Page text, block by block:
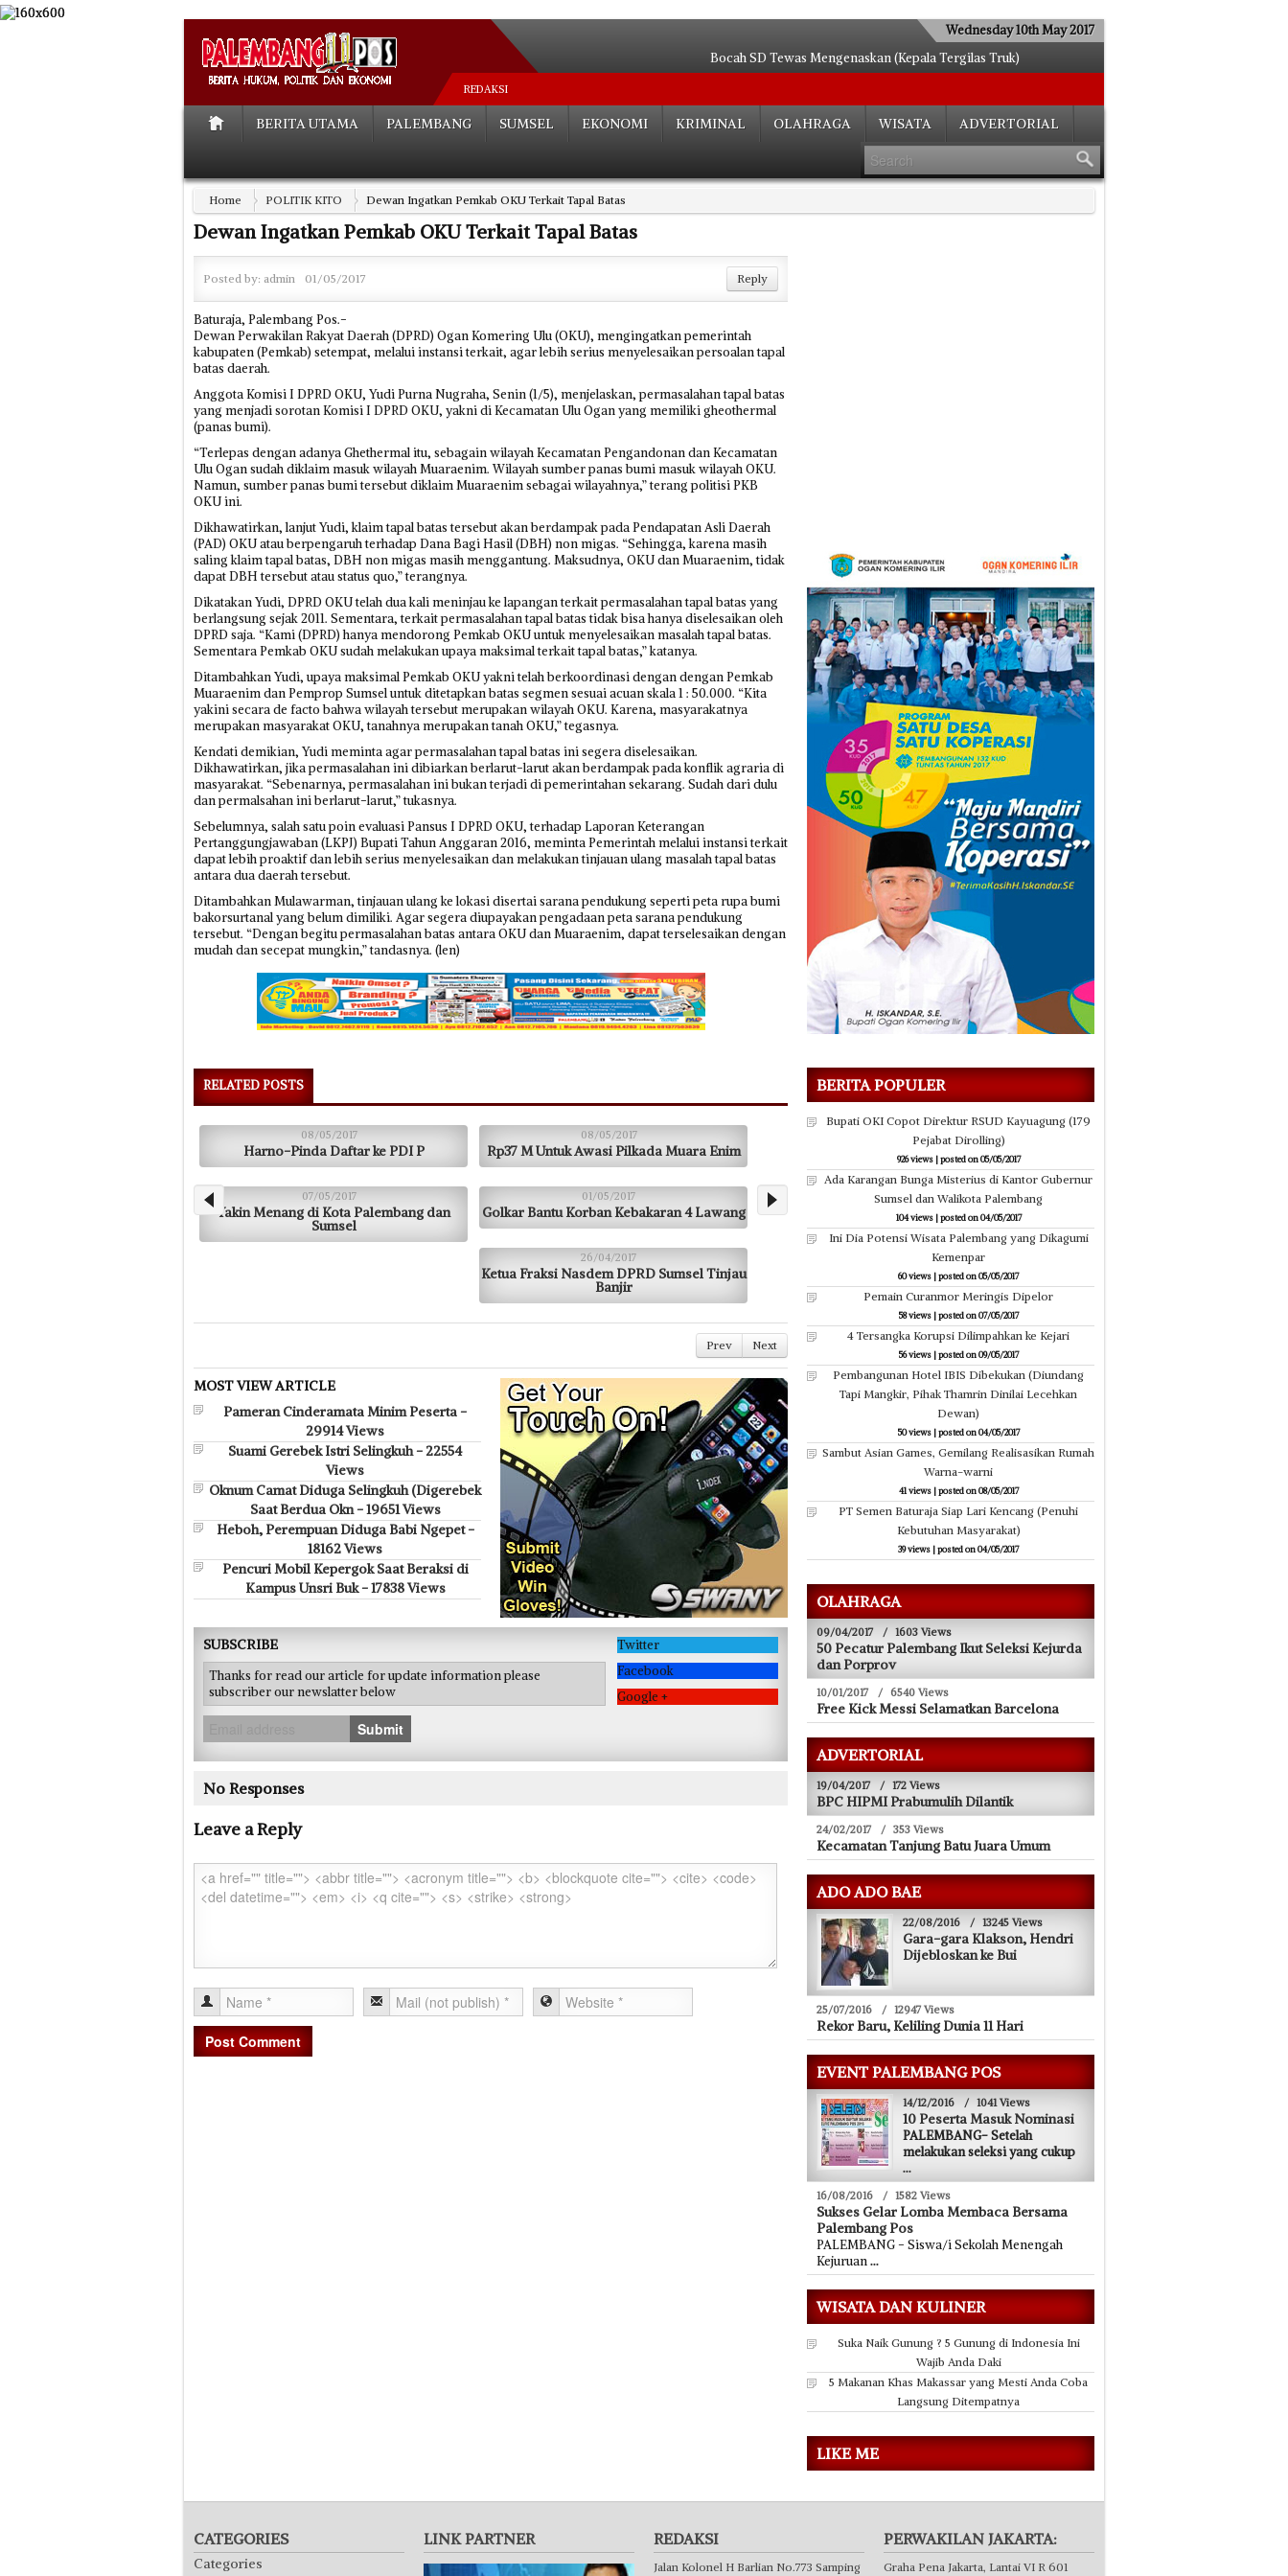
Wednesday 10th May 2017
Bocah SD Tewas Mengenaskan (Kepala Tergilas Truk)
Relokasi Setengah Hati
Hutan Besi Menjamur
Angkot Siluman Kejar Setoran
Tak ada Habisnya**Aksi Gepeng dan Anjal
REDAKSI
BERITA UTAMA PALEMBANG SUMSEL EKONOMI KRIMINAL OLAHRAGA WISATA ADVERTORIAL
Home POLITIK KITO Dewan Ingatkan Pemkab OKU Terkait Tapal Batas
Dewan Ingatkan Pemkab OKU Terkait Tapal Batas
Posted by: admin 01/05/2017 Reply
Baturaja, Palembang Pos.-
Dewan Perwakilan Rakyat Daerah (DPRD) Ogan Komering Ulu (OKU), mengingatkan pemerintah
kabupaten (Pemkab) setempat, melalui instansi terkait, agar lebih serius menyelesaikan persoalan tapal
batas daerah.
Anggota Komisi I DPRD OKU, Yudi Purna Nugraha, Senin (1/5), menjelaskan, permasalahan tapal batas
yang menjadi sorotan Komisi I DPRD OKU, yakni di Kecamatan Ulu Ogan yang memiliki gheothermal
(panas bumi).
“Terlepas dengan adanya Ghethermal itu, sebagain wilayah Kecamatan Pengandonan dan Kecamatan
Ulu Ogan sudah diklaim masuk wilayah Muaraenim. Wilayah sumber panas bumi masuk wilayah OKU.
Namun, sumber panas bumi tersebut diklaim Muaraenim sebagai wilayahnya,” terang politisi PKB
OKU ini.
Dikhawatirkan, lanjut Yudi, klaim tapal batas tersebut akan berdampak pada Pendapatan Asli Daerah
(PAD) OKU atau berpengaruh terhadap Dana Bagi Hasil (DBH) non migas. “Sehingga, karena masih
saling klaim tapal batas, DBH non migas masih menggantung. Maksudnya, OKU dan Muaraenim, tidak
dapat DBH tersebut atau status quo,” terangnya.
Dikatakan Yudi, DPRD OKU telah dua kali meninjau ke lapangan terkait permasalahan tapal batas yang
berlangsung sejak 2011. Sementara, terkait permasalahan tapal batas tidak bisa hanya diselesaikan oleh
DPRD saja. “Kami (DPRD) hanya mendorong Pemkab OKU untuk menyelesaikan masalah tapal batas.
Sementara Pemkab OKU sudah melakukan upaya maksimal terkait tapal batas,” katanya.
Ditambahkan Yudi, upaya maksimal Pemkab OKU yakni telah berkoordinasi dengan dengan Pemkab
Muaraenim dan Pemprop Sumsel untuk ditetapkan batas segmen sesuai acuan skala 1 : 50.000. “Kita
yakini secara de facto bahwa wilayah tersebut merupakan wilayah OKU. Karena, masyarakatnya
merupakan masyarakat OKU, tanahnya merupakan tanah OKU,” tegasnya.
Kendati demikian, Yudi meminta agar permasalahan tapal batas ini segera diselesaikan.
Dikhawatirkan, jika permasalahan ini dibiarkan berlarut-larut akan berdampak pada konflik agraria di
masyarakat. “Sebenarnya, permasalahan ini bukan terjadi di pemerintahan sekarang. Sudah dari dulu
dan permalsahan ini berlarut-larut,” tukasnya.
Sebelumnya, salah satu poin evaluasi Pansus I DPRD OKU, terhadap Laporan Keterangan
Pertanggungjawaban (LKPJ) Bupati Tahun Anggaran 2016, meminta Pemerintah melalui instansi terkait
dapat lebih proaktif dan lebih serius menyelesaikan dan melakukan tinjauan ulang masalah tapal batas
antara dua daerah tersebut.
Ditambahkan Mulawarman, tinjauan ulang ke lokasi disertai sarana pendukung seperti peta rupa bumi
bakorsurtanal yang belum dimiliki. Agar segera diupayakan pengadaan peta sarana pendukung
tersebut. “Dengan begitu permasalahan batas antara OKU dan Muaraenim, dapat terselesaikan dengan
mudah dan secepat mungkin,” tandasnya. (len)
RELATED POSTS
08/05/2017
Harno-Pinda Daftar ke PDI P
08/05/2017
Rp37 M Untuk Awasi Pilkada Muara Enim
07/05/2017
Yakin Menang di Kota Palembang dan
Sumsel
01/05/2017
Golkar Bantu Korban Kebakaran 4 Lawang
26/04/2017
Ketua Fraksi Nasdem DPRD Sumsel Tinjau
Banjir
Prev Next
MOST VIEW ARTICLE
Pameran Cinderamata Minim Peserta -
29914 Views
Suami Gerebek Istri Selingkuh - 22554
Views
Oknum Camat Diduga Selingkuh (Digerebek
Saat Berdua Okn - 19651 Views
Heboh, Perempuan Diduga Babi Ngepet -
18162 Views
Pencuri Mobil Kepergok Saat Beraksi di
Kampus Unsri Buk - 17838 Views
SUBSCRIBE
Thanks for read our article for update information please
subscriber our newslatter below
Submit
Twitter
Facebook
Google +
No Responses
Leave a Reply
BERITA POPULER
Bupati OKI Copot Direktur RSUD Kayuagung (179
Pejabat Dirolling)
926 views|posted on 05/05/2017
Ada Karangan Bunga Misterius di Kantor Gubernur
Sumsel dan Walikota Palembang
104 views|posted on 04/05/2017
Ini Dia Potensi Wisata Palembang yang Dikagumi
Kemenpar
60 views |posted on 05/05/2017
Pemain Curanmor Meringis Dipelor
58 views|posted on 07/05/2017
4 Tersangka Korupsi Dilimpahkan ke Kejari
56 views|posted on 09/05/2017
Pembangunan Hotel IBIS Dibekukan (Diundang
Tapi Mangkir, Pihak Thamrin Dinilai Lecehkan
Dewan)
50 views|posted on 04/05/2017
Sambut Asian Games, Gemilang Realisasikan Rumah
Warna-warni
41 views|posted on 08/05/2017
PT Semen Baturaja Siap Lari Kencang (Penuhi
Kebutuhan Masyarakat)
39 views |posted on 04/05/2017
OLAHRAGA
09/04/2017 / 1603 Views
50 Pecatur Palembang Ikut Seleksi Kejurda
dan Porprov
10/01/2017 / 6540 Views
Free Kick Messi Selamatkan Barcelona
ADVERTORIAL
19/04/2017 / 172 Views
BPC HIPMI Prabumulih Dilantik
24/02/2017 / 353 Views
Kecamatan Tanjung Batu Juara Umum
ADO ADO BAE
22/08/2016 / 13245 Views
Gara-gara Klakson, Hendri
Dijebloskan ke Bui
25/07/2016 / 12947 Views
Rekor Baru, Keliling Dunia 11 Hari
EVENT PALEMBANG POS
14/12/2016 / 1041 Views
10 Peserta Masuk Nominasi
PALEMBANG- Setelah
melakukan seleksi yang cukup
...
16/08/2016 / 1582 Views
Sukses Gelar Lomba Membaca Bersama
Palembang Pos
PALEMBANG - Siswa/i Sekolah Menengah
Kejuruan...
WISATA DAN KULINER
Suka Naik Gunung ? 5 Gunung di Indonesia Ini
Wajib Anda Daki
5 Makanan Khas Makassar yang Mesti Anda Coba
Langsung Ditempatnya
LIKE ME
CATEGORIES
Categories
LINK PARTNER REDAKSI
Jalan Kolonel H Barlian No.773 Samping
PERWAKILAN JAKARTA:
Graha Pena Jakarta, Lantai VI R 601